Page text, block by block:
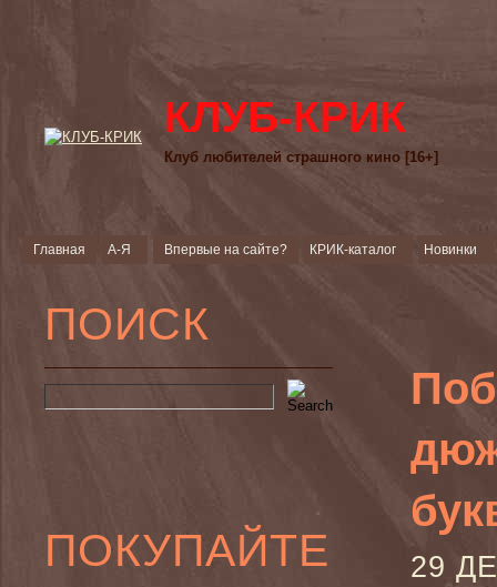
КЛУБ-КРИК
Клуб любителей страшного кино [16+]
Главная А-Я Впервые на сайте? КРИК-каталог Новинки
ПОИСК
ПОКУПАЙТЕ
29